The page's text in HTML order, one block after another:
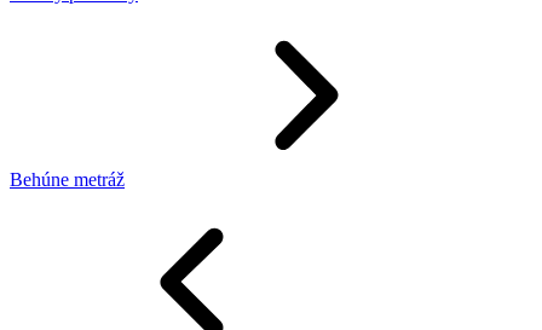
Behúne metráž